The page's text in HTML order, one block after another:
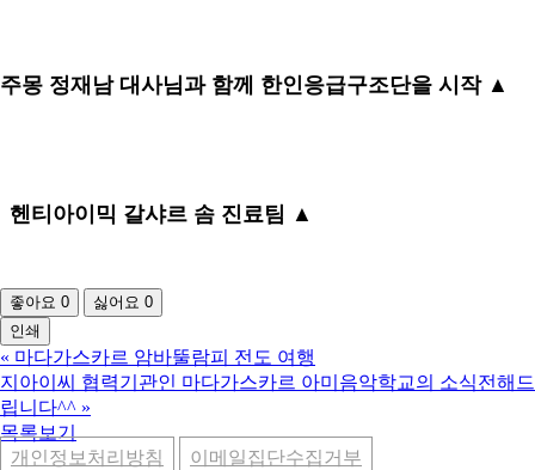
주몽 정재남 대사님과 함께 한인응급구조단을 시작 ▲
헨티아이믹 갈샤르 솜 진료팀 ▲
좋아요 0 싫어요 0
인쇄
« 마다가스카르 암바뚤람피 전도 여행
지아이씨 협력기관인 마다가스카르 아미음악학교의 소식전해드
립니다^^ »
목록보기
개인정보처리방침
이메일집단수집거부